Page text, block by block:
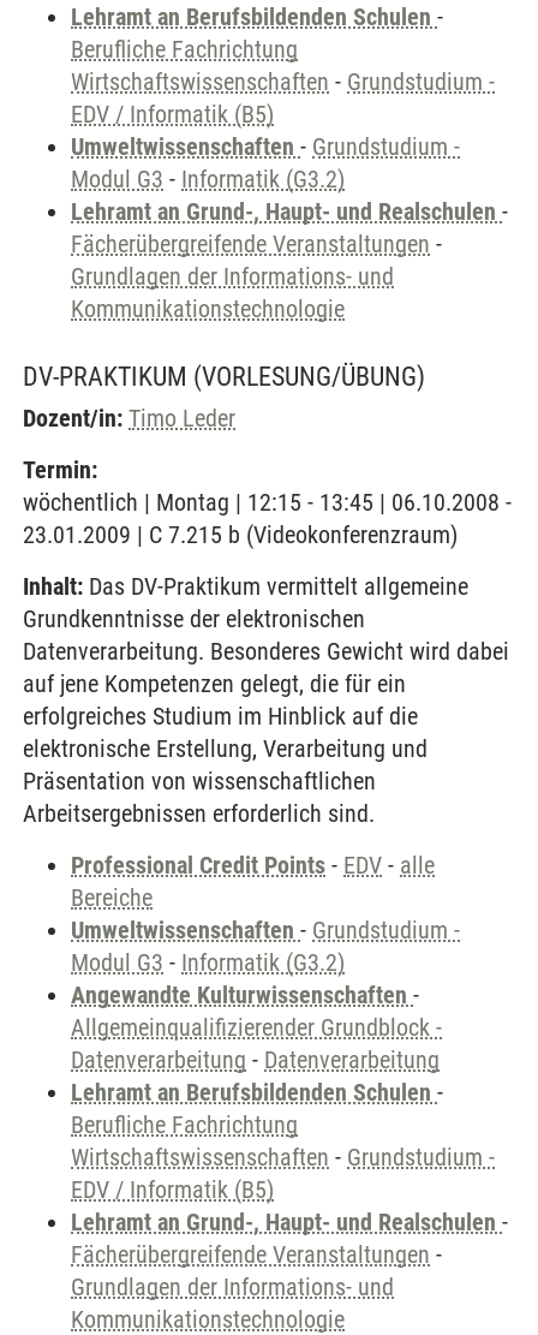
Lehramt an Berufsbildenden Schulen -
Berufliche Fachrichtung
Wirtschaftswissenschaften - Grundstudium -
EDV / Informatik (B5)
Umweltwissenschaften - Grundstudium -
Modul G3 - Informatik (G3.2)
Lehramt an Grund-, Haupt- und Realschulen -
Fächerübergreifende Veranstaltungen -
Grundlagen der Informations- und
Kommunikationstechnologie
DV-PRAKTIKUM (VORLESUNG/ÜBUNG)
Dozent/in: Timo Leder
Termin:
wöchentlich | Montag | 12:15 - 13:45 | 06.10.2008 -
23.01.2009 | C 7.215 b (Videokonferenzraum)
Inhalt: Das DV-Praktikum vermittelt allgemeine
Grundkenntnisse der elektronischen
Datenverarbeitung. Besonderes Gewicht wird dabei
auf jene Kompetenzen gelegt, die für ein
erfolgreiches Studium im Hinblick auf die
elektronische Erstellung, Verarbeitung und
Präsentation von wissenschaftlichen
Arbeitsergebnissen erforderlich sind.
Professional Credit Points - EDV - alle
Bereiche
Umweltwissenschaften - Grundstudium -
Modul G3 - Informatik (G3.2)
Angewandte Kulturwissenschaften -
Allgemeinqualifizierender Grundblock -
Datenverarbeitung - Datenverarbeitung
Lehramt an Berufsbildenden Schulen -
Berufliche Fachrichtung
Wirtschaftswissenschaften - Grundstudium -
EDV / Informatik (B5)
Lehramt an Grund-, Haupt- und Realschulen -
Fächerübergreifende Veranstaltungen -
Grundlagen der Informations- und
Kommunikationstechnologie